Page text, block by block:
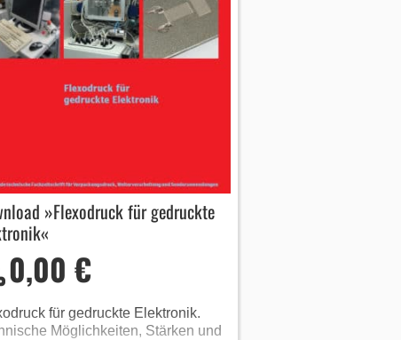
»Flexodruck für gedruckte
0,00 €
für gedruckte Elektronik.
Möglichkeiten, Stärken und